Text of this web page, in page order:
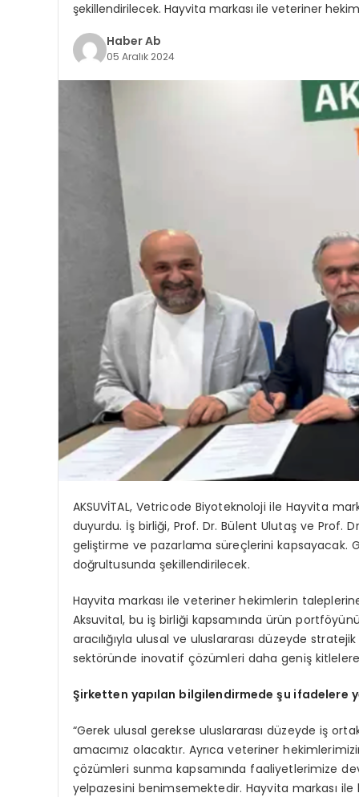
şekillendirilecek. Hayvita markası ile veteriner
Haber Ab
05 Aralık 2024
AKSUVİTAL, Vetricode Biyoteknoloji ile Hayvita
duyurdu. İş birliği, Prof. Dr. Bülent Ulutaş ve Prof.
geliştirme ve pazarlama süreçlerini kapsayacak.
doğrultusunda şekillendirilecek.
Hayvita markası ile veteriner hekimlerin
Aksuvital, bu iş birliği kapsamında ürün
aracılığıyla ulusal ve uluslararası düzeyde
sektöründe inovatif çözümleri daha geniş
Şirketten yapılan bilgilendirmede şu ifadelere
“Gerek ulusal gerekse uluslararası düzeyde iş
amacımız olacaktır. Ayrıca veteriner
çözümleri sunma kapsamında faaliyetlerimize
yelpazesini benimsemektedir. Hayvita markası